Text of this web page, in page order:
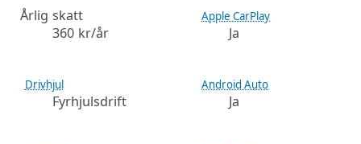
Årlig skatt
360 kr/år
Apple CarPlay
Ja
Drivhjul
Fyrhjulsdrift
Android Auto
Ja